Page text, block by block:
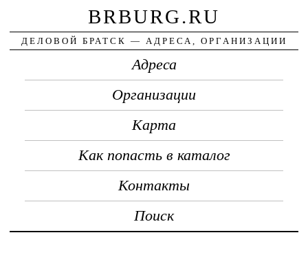
BRBURG.RU
ДЕЛОВОЙ БРАТСК — АДРЕСА, ОРГАНИЗАЦИИ
Адреса
Организации
Карта
Как попасть в каталог
Контакты
Поиск